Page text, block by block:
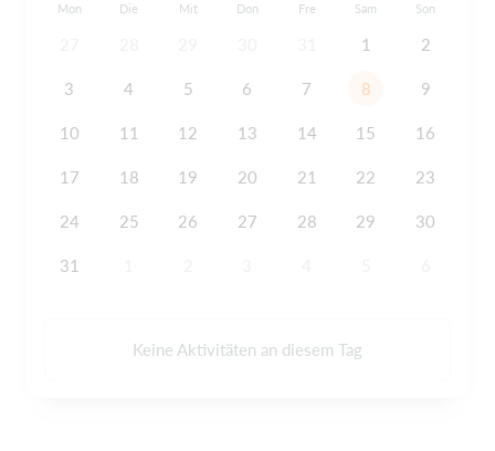
Mon Die Mit Don Fre Sam Son
1 2
3 4 5 6 7 8 9
10 11 12 13 14 15 16
17 18 19 20 21 22 23
24 25 26 27 28 29 30
31
Keine Aktivitäten an diesem Tag